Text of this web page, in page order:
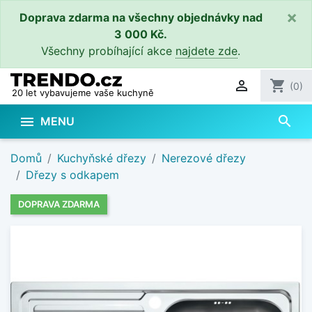
Doprava zdarma na všechny objednávky nad
3 000 Kč.
Všechny probíhající akce najdete zde.
×
20 let vybavujeme vaše kuchyně  shopping_cart (0)
 MENU search
Domů Kuchyňské dřezy
Nerezové dřezy
Dřezy s odkapem
DOPRAVA ZDARMA